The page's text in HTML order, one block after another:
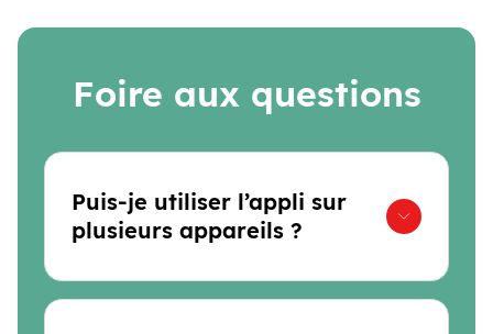
Foire aux questions
Puis-je utiliser l’appli sur
plusieurs appareils ?